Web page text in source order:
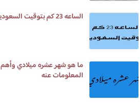
الساعه 23 كم بتوقيت السعودية
ما هو شهر عشره ميلادي وأهم
المعلومات عنه